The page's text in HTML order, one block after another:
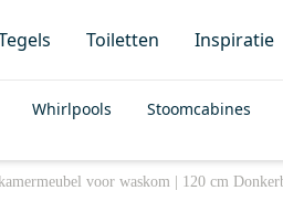
Toiletten Inspiratie
Whirlpools Stoomcabines
voor waskom | 120 cm